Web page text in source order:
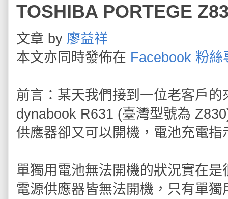
TOSHIBA PORTEGE
文章 by 廖益祥
本文亦同時發佈在 Facebook 粉絲
前言：某天我們接到一位老客戶
dynabook R631 (臺灣型號為
供應器卻又可以開機，電池充電
單獨用電池無法開機的狀況實在
電源供應器皆無法開機，只有單